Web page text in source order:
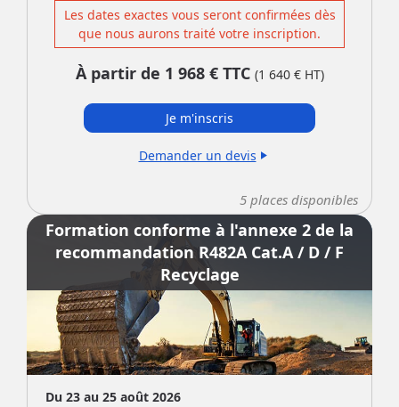
Les dates exactes vous seront confirmées dès
que nous aurons traité votre inscription.
À partir de 1 968 € TTC (1 640 € HT)
Je m'inscris
Demander un devis play_arrow
5 places disponibles
Formation conforme à l'annexe 2 de la
recommandation R482A Cat.A / D / F
Recyclage
Du 23 au 25 août 2026